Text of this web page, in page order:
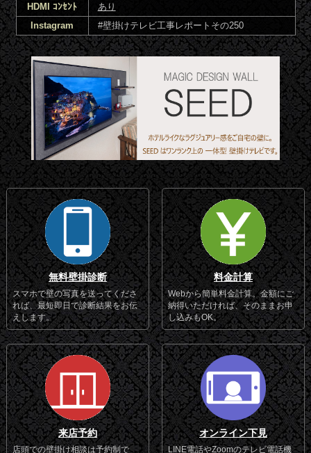
HDMI ｺﾝｾﾝﾄ
あり
Instagram
#壁掛けテレビ工事レポートその250
無料壁掛診断
スマホで壁の写真を送ってくださ
れば、最短即日で診断結果をお伝
えします。
料金計算
Webから簡単料金計算。金額にご
納得いただければ、そのままお申
し込みもOK。
来店予約
店頭での壁掛け相談は予約制で
オンライン下見
LINE電話やZoomのテレビ電話機